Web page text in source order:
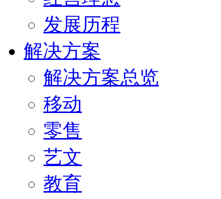
发展历程
解决方案
解决方案总览
移动
零售
艺文
教育